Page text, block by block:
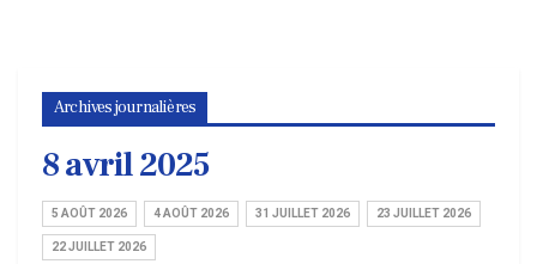
Archives journalières
8 avril 2025
5 AOÛT 2026 4 AOÛT 2026 31 JUILLET 2026 23 JUILLET 2026
22 JUILLET 2026